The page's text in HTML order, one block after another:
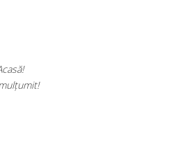
timp. Produse pentru păsările